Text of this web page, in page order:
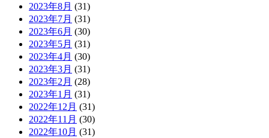
2023年8月 (31)
2023年7月 (31)
2023年6月 (30)
2023年5月 (31)
2023年4月 (30)
2023年3月 (31)
2023年2月 (28)
2023年1月 (31)
2022年12月 (31)
2022年11月 (30)
2022年10月 (31)